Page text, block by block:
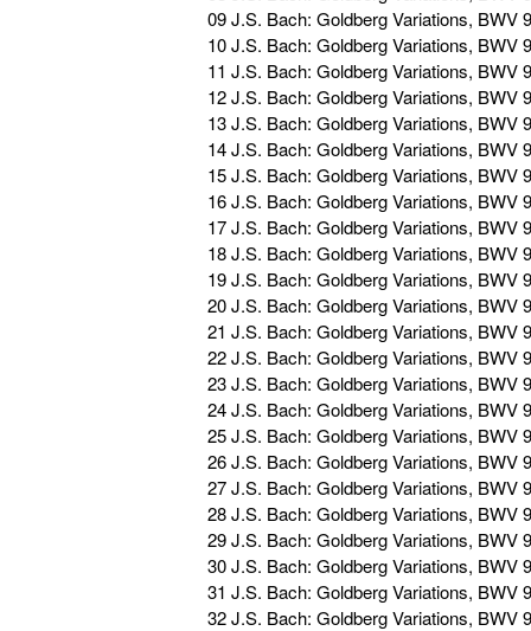
09 J.S. Bach: Goldberg Variations, BWV
10 J.S. Bach: Goldberg Variations, BWV
11 J.S. Bach: Goldberg Variations, BWV
12 J.S. Bach: Goldberg Variations, BWV
13 J.S. Bach: Goldberg Variations, BWV
14 J.S. Bach: Goldberg Variations, BWV
15 J.S. Bach: Goldberg Variations, BWV
16 J.S. Bach: Goldberg Variations, BWV
17 J.S. Bach: Goldberg Variations, BWV
18 J.S. Bach: Goldberg Variations, BWV
19 J.S. Bach: Goldberg Variations, BWV
20 J.S. Bach: Goldberg Variations, BWV
21 J.S. Bach: Goldberg Variations, BWV
22 J.S. Bach: Goldberg Variations, BWV
23 J.S. Bach: Goldberg Variations, BWV
24 J.S. Bach: Goldberg Variations, BWV
25 J.S. Bach: Goldberg Variations, BWV
26 J.S. Bach: Goldberg Variations, BWV
27 J.S. Bach: Goldberg Variations, BWV
28 J.S. Bach: Goldberg Variations, BWV
29 J.S. Bach: Goldberg Variations, BWV
30 J.S. Bach: Goldberg Variations, BWV
31 J.S. Bach: Goldberg Variations, BWV
32 J.S. Bach: Goldberg Variations, BWV